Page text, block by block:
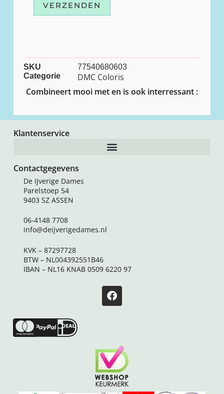
VERZENDEN
SKU
77540680603
Categorie
DMC Coloris
Combineert mooi met en is ook interressant :
Klantenservice
Contactgegevens
De IJverige Dames
Parelstoep 54
9403 SZ ASSEN
06-4148 7708
info@deijverigedames.nl
KVK – 87297728
BTW – NL004392551B46
IBAN – NL16 KNAB 0509 6220 97